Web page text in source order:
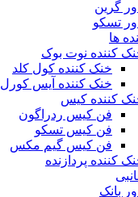
گرین
تسکو
ها
کننده نوت بوک
خنک کننده کول کلد
خنک کننده آیس کورل
کننده کیس
فن کیس ردراگون
فن کیس تسکو
فن کیس گیم مکس
کننده پردازنده
بانک